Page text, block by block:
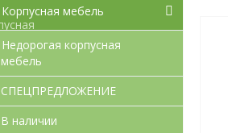
Корпусная мебель
Недорогая корпусная
мебель
СПЕЦПРЕДЛОЖЕНИЕ
В наличии